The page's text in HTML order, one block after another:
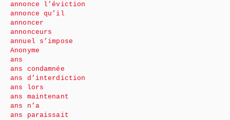
annonce l’éviction
annonce qu’il
annoncer
annonceurs
annuel s’impose
Anonyme
ans
ans condamnée
ans d’interdiction
ans lors
ans maintenant
ans n’a
ans paraissait